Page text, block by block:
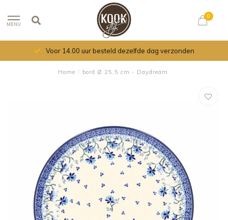
MENU
0
Voor 14.00 uur besteld dezelfde dag verzonden
Home / bord Ø 25,5 cm - Daydream